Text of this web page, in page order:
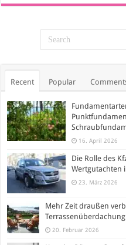
Recent Popular
16. April 2026
Die Rolle des
Wertgutachten
23. März 2026
Mehr Zeit draußen
20. Februar 2026